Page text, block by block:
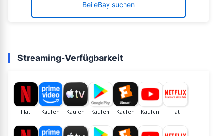
Bei eBay suchen
Streaming-Verfügbarkeit